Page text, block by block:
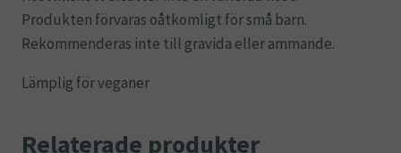
Produkten förvaras oåtkomligt för små barn.
Rekommenderas inte till gravida eller ammande.
Lämplig för veganer
Relaterade produkter